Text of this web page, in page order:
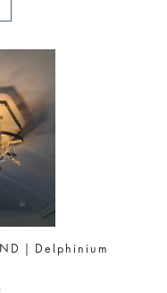
｜Delphinium